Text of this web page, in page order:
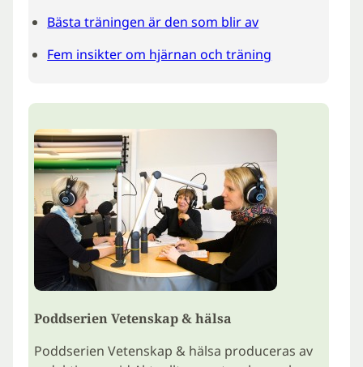
Bästa träningen är den som blir av
Fem insikter om hjärnan och träning
Poddserien Vetenskap & hälsa
Poddserien Vetenskap & hälsa produceras av